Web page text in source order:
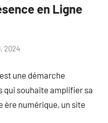
en Ligne
2024
une démarche
qui souhaite amplifier sa
numérique, un site